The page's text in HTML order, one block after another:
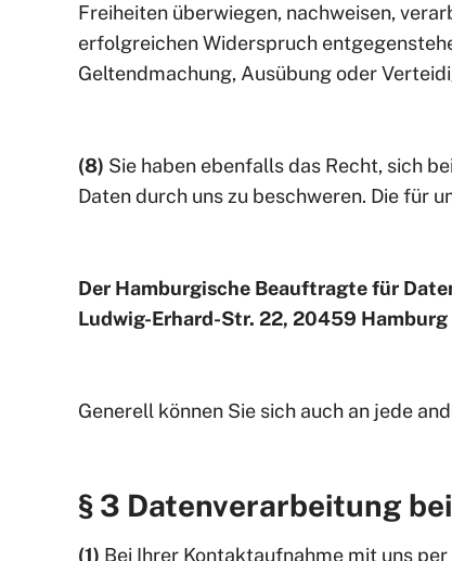
Freiheiten überwiegen, nachweisen,
erfolgreichen Widerspruch
Geltendmachung, Ausübung oder
(8) Sie haben ebenfalls das Recht, sich
Daten durch uns zu beschweren. Die für
Der Hamburgische Beauftragte für
Ludwig-Erhard-Str. 22, 20459 Hamburg
Generell können Sie sich auch an jede
§ 3 Datenverarbeitung
(1) Bei Ihrer Kontaktaufnahme mit uns